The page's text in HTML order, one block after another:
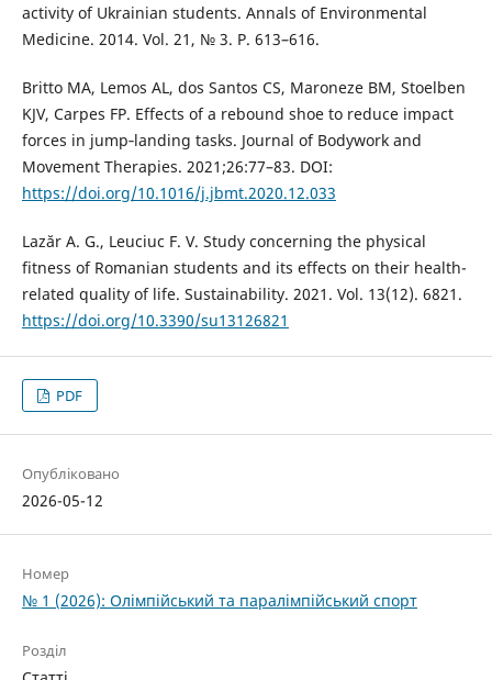
activity of Ukrainian students. Annals of Environmental
Medicine. 2014. Vol. 21, № 3. P. 613–616.
Britto MA, Lemos AL, dos Santos CS, Maroneze BM, Stoelben
KJV, Carpes FP. Effects of a rebound shoe to reduce impact
forces in jump‑landing tasks. Journal of Bodywork and
Movement Therapies. 2021;26:77–83. DOI:
https://doi.org/10.1016/j.jbmt.2020.12.033
Lazăr A. G., Leuciuc F. V. Study concerning the physical
fitness of Romanian students and its effects on their health-
related quality of life. Sustainability. 2021. Vol. 13(12). 6821.
https://doi.org/10.3390/su13126821
PDF
Опубліковано
2026-05-12
Номер
№ 1 (2026): Олімпійський та паралімпійський спорт
Розділ